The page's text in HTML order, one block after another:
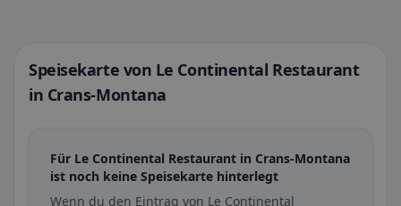
Speisekarte von Le Continental Restaurant
in Crans-Montana
Für Le Continental Restaurant in Crans-Montana
ist noch keine Speisekarte hinterlegt
Wenn du den Eintrag von Le Continental